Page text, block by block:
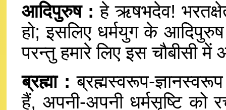
आदिपुरुष : हे ऋषभदेव!
हो; इसलिए धर्मयुग के
परन्तु हमारे लिए इस चौबीसी
ब्रह्मा : ब्रह्मस्वरूप-
हैं, अपनी-अपनी धर्मसृष्टि को